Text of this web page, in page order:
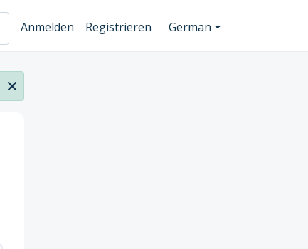
Anmelden Registrieren German